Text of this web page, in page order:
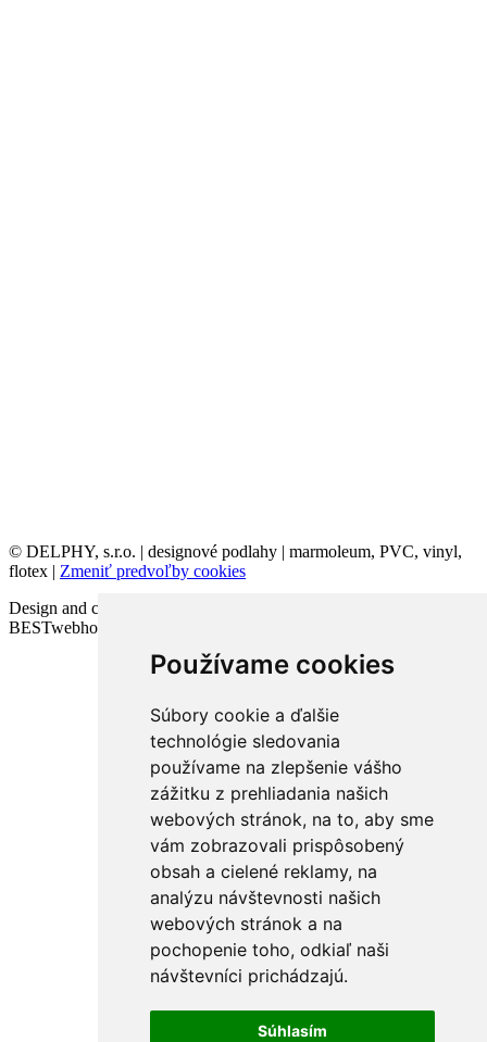
Používame cookies
Súbory cookie a ďalšie
technológie sledovania
používame na zlepšenie vášho
zážitku z prehliadania našich
webových stránok, na to, aby sme
vám zobrazovali prispôsobený
obsah a cielené reklamy, na
analýzu návštevnosti našich
webových stránok a na
pochopenie toho, odkiaľ naši
návštevníci prichádzajú.
Súhlasím
© DELPHY, s.r.o. | designové podlahy | marmoleum, PVC, vinyl,
flotex | Zmeniť predvoľby cookies
Design and code VICTORY-media.sk | Webhosting
BESTwebhosting.sk | 12.11.2025